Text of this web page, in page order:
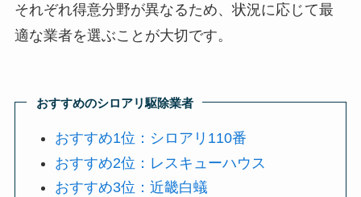
それぞれ得意分野が異なるため、状況に応じて最
適な業者を選ぶことが大切です。
おすすめのシロアリ駆除業者
おすすめ1位：シロアリ110番
おすすめ2位：レスキューハウス
おすすめ3位：近畿白蟻